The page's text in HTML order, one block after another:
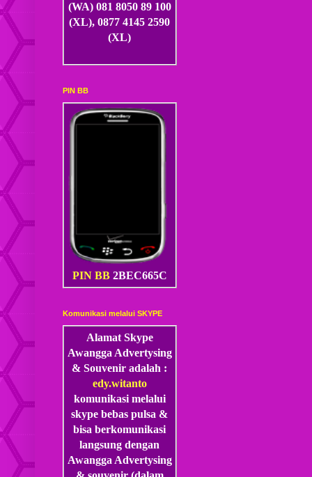
(WA) 081 8050 89 100
(XL), 0877 4145 2590
(XL)
PIN BB
PIN BB 2BEC665C
Komunikasi melalui SKYPE
Alamat Skype
Awangga Advertysing
& Souvenir adalah :
edy.witanto
komunikasi melalui
skype bebas pulsa &
bisa berkomunikasi
langsung dengan
Awangga Advertysing